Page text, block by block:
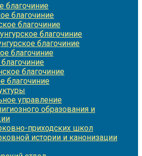
благочиние
благочиние
благочиние
благочиние
благочиние
благочиние
благочиние
благочиние
управление
образования и
приходских школ
истории и канонизации